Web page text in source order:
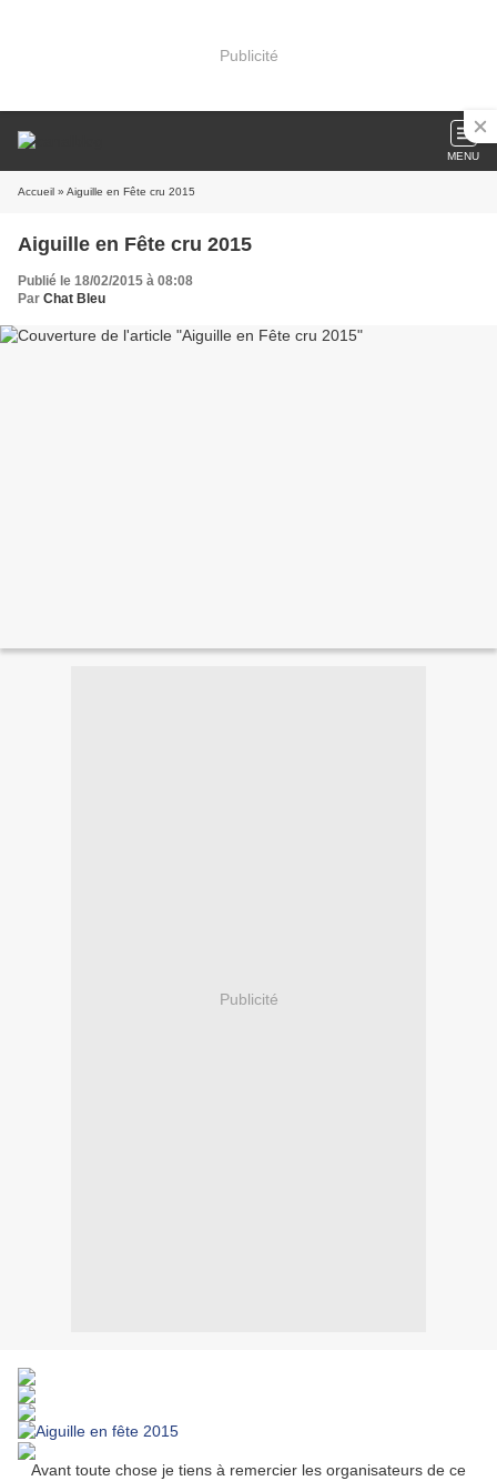
Publicité
MENU
Accueil » Aiguille en Fête cru 2015
Aiguille en Fête cru 2015
Publié le 18/02/2015 à 08:08
Par Chat Bleu
Publicité
Avant toute chose je tiens à remercier les organisateurs de ce